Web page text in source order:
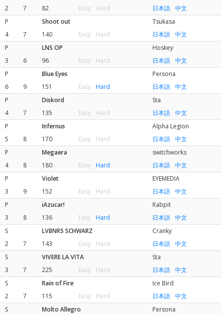
2
7 82 Easy Hard 日本語
中文
P
Shoot out
Tsukasa
4
7 140 Easy Hard 日本語
中文
P
LNS OP
Hoskey
3
6 96 Easy Hard 日本語
中文
P
Blue Eyes
Persona
6
9 151 Easy Hard 日本語
中文
P
Diskord
Sta
4
7 135 Easy Hard 日本語
中文
P
Infernus
Alpha Legion
5
8 170 Easy Hard 日本語
中文
P
Megaera
switchworks
4
8 180 Easy Hard 日本語
中文
P
Violet
EYEMEDIA
3
9 152 Easy Hard 日本語
中文
P
iAzucar!
Rabpit
3
8 136 Easy Hard 日本語
中文
S
LVBNR5 SCHWARZ
Cranky
2
7 143 Easy Hard 日本語
中文
S
VIVERE LA VITA
Sta
3
7 225 Easy Hard 日本語
中文
S
Rain of Fire
Ice Bird
2
7 115 Easy Hard 日本語
中文
S
Molto Allegro
Persona